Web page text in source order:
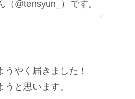
@tensyun_）です。
やく届きました！
と思います。